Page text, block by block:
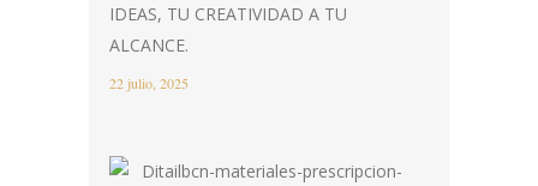
IDEAS, TU CREATIVIDAD A TU
ALCANCE.
22 julio, 2025